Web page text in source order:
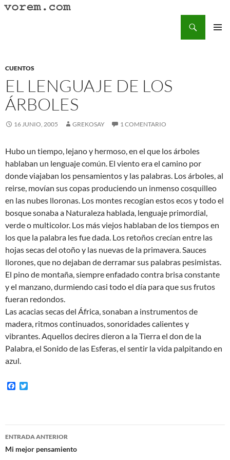
Saltar
CUENTOS
EL LENGUAJE DE LOS
ÁRBOLES
16 JUNIO, 2005 GREKOSAY 1 COMENTARIO
Hubo un tiempo, lejano y hermoso, en el que los árboles
hablaban un lenguaje común. El viento era el camino por
donde viajaban los pensamientos y las palabras. Los árboles, al
reirse, movían sus copas produciendo un inmenso cosquilleo
en las nubes lloronas. Los montes recogían estos ecos y todo el
bosque sonaba a Naturaleza hablada, lenguaje primordial,
verde o multicolor. Los más viejos hablaban de los tiempos en
los que la palabra les fue dada. Los retoños crecían entre las
hojas secas del otoño y las nuevas de la primavera. Sauces
llorones, que no dejaban de derramar sus palabras pesimistas.
El pino de montaña, siempre enfadado contra brisa constante
y el manzano, durmiendo casi todo el día para que sus frutos
fueran redondos.
Las acacias secas del África, sonaban a instrumentos de
madera, ritmos continuados, sonoridades calientes y
vibrantes. Aquellos decires dieron a la Tierra el don de la
Palabra, el Sonido de las Esferas, el sentir la vida palpitando en
azul.
F
o
o
e
r
Navegación
de
ENTRADA ANTERIOR
Mi mejor pensamiento